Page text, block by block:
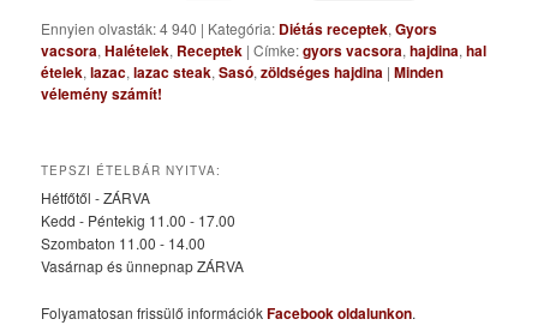
Ennyien olvasták: 4 940 | Kategória: Diétás receptek,Gyors
vacsora,Halételek, Receptek |Címke:gyors vacsora,hajdina,hal
ételek,lazac,lazac steak,Sasó,zöldséges hajdina |Minden
vélemény számít!
TEPSZI ÉTELBÁR NYITVA:
Hétfőtől - ZÁRVA
Kedd - Péntekig 11.00 - 17.00
Szombaton 11.00 - 14.00
Vasárnap és ünnepnap ZÁRVA
Folyamatosan frissülő információkFacebook oldalunkon.